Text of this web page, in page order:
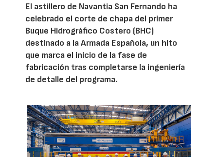
El astillero de Navantia San Fernando ha
celebrado el corte de chapa del primer
Buque Hidrográfico Costero (BHC)
destinado a la Armada Española, un hito
que marca el inicio de la fase de
fabricación tras completarse la ingeniería
de detalle del programa.